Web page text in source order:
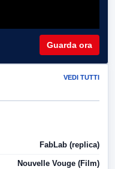
Guarda ora
VEDI TUTTI
FabLab (replica)
Nouvelle Vouge (Film)